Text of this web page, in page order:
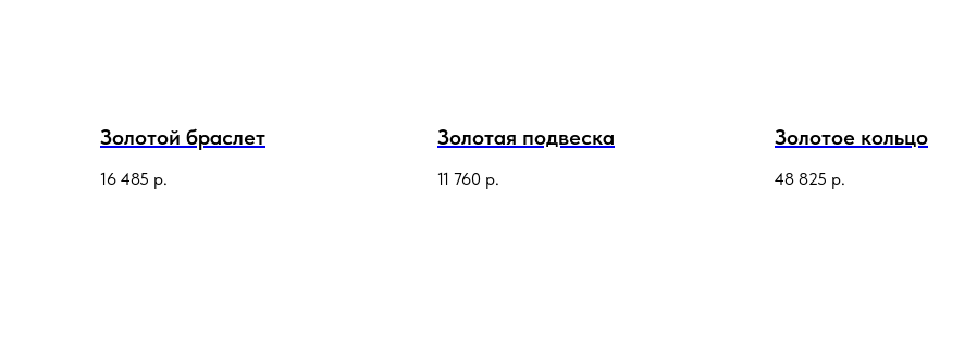
Золотой браслет
16 485 р.
Золотая подвеска
11 760 р.
Золотое кольцо
48 825 р.